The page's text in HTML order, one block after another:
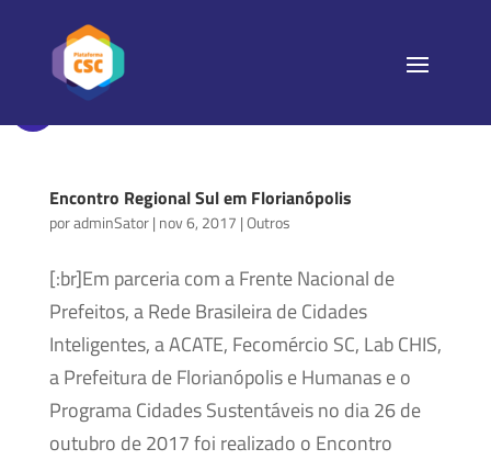
Encontro Regional Sul em Florianópolis
poradminSator| nov 6, 2017 |Outros
[:br]Em parceria com a Frente Nacional de
Prefeitos, a Rede Brasileira de Cidades
Inteligentes, a ACATE, Fecomércio SC, Lab CHIS,
a Prefeitura de Florianópolis e Humanas e o
Programa Cidades Sustentáveis no dia 26 de
outubro de 2017 foi realizado o Encontro